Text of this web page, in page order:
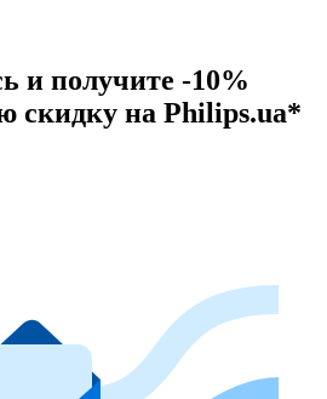
и получите -10%
скидку на Philips.ua*